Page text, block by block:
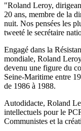
"Roland Leroy,
20 ans, membre de la
nuit. Nos pensées les
tweeté le secrétaire
Engagé dans la
mondiale, Roland
devenu une figure du
Seine-Maritime entre
de 1986 à 1988.
Autodidacte, Roland
intellectuels pour le
Communistes et la